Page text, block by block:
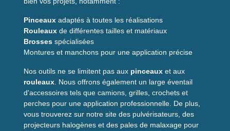
✅ Rendu uniforme et couvrant sur surfaces texturées
extérieurs
✅ Remplacement rapide avec système à clip
✅ Polyvalent: compatible avec peintures aqueuses et
solvantées
Pourquoi choisir ce
manchon plutôt qu'un
rouleau standard ?
Contrairement aux rouleaux classiques, cemanchon pour
Pinceaux adaptés à toutes les réalisations
Rouleaux de différentes tailles et matériaux
Brosses spécialisées
Montures et manchons pour une application précise
Nos outils ne se limitent pas aux pinceaux et aux
rouleaux . Nous offrons également un large éventail
d'accessoires tels que camions, grilles, crochets et
perches pour une application professionnelle. De plus,
vous trouverez sur notre site des pulvérisateurs, des
projecteurs halogènes et des pales de malaxage pour